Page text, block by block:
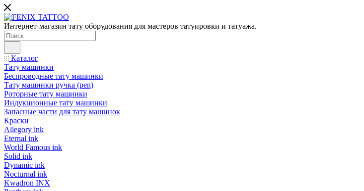
Интернет-магазин тату оборудования для мастеров татуировки и татуажа.
Каталог
Тату машинки
Беспроводные тату машинки
Тату машинки ручка (pen)
Роторные тату машинки
Индукционные тату машинки
Запасные части для тату машинок
Краски
Allegory ink
Eternal ink
World Famous ink
Solid ink
Dynamic ink
Nocturnal ink
Kwadron INX